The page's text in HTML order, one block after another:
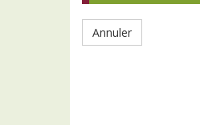
A la plantation
Annuler